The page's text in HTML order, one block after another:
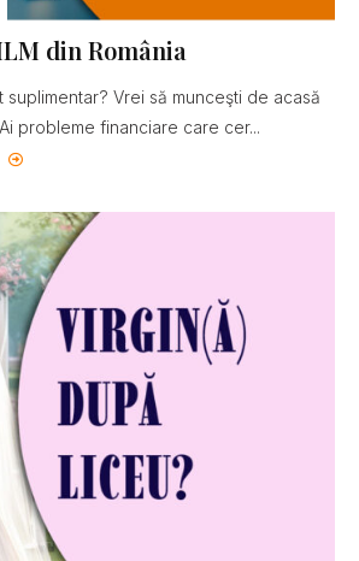
din România
Vrei să munceşti de acasă
probleme financiare care cer...